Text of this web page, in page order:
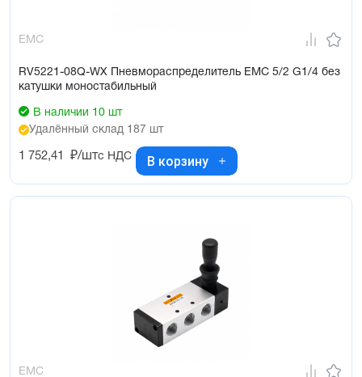
EMC
RV5221-08Q-WX Пневмораспределитель EMC 5/2 G1/4 без
катушки моностабильный
В наличии 10 шт
Удалённый склад 187 шт
1 752,41 ₽/штс НДС В корзину
EMC